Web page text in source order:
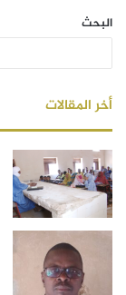
البحث
أخر المقالات